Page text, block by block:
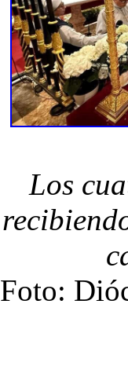
Los
Foto: